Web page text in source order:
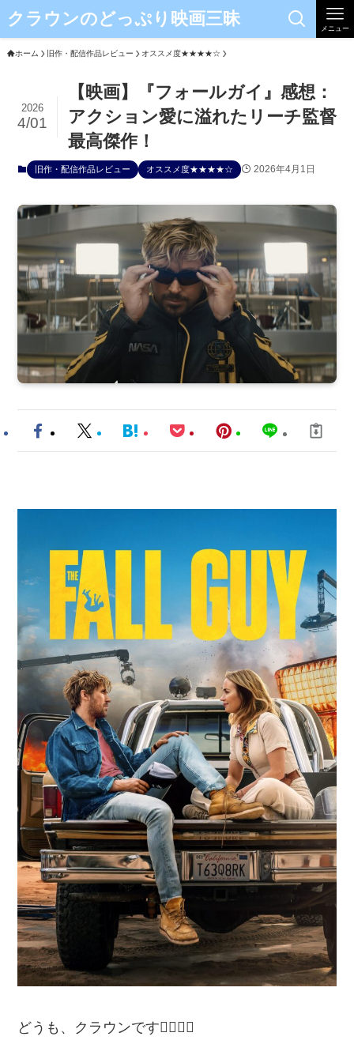
クラウンのどっぷり映画三昧 メニュー
ホーム 旧作・配信作品レビュー オススメ度★★★★☆
【映画】『フォールガイ』感想：
アクション愛に溢れたリーチ監督
最高傑作！
2026
4/01
旧作・配信作品レビュー オススメ度★★★★☆ 2026年4月1日
どうも、クラウンです🙋‍♂️🙋‍♂️